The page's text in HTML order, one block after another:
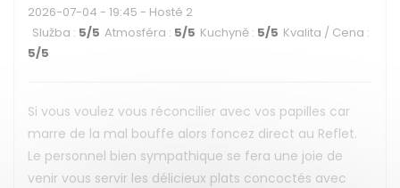
2026-07-04 - 19:45 - Hosté 2
Služba : 5/5 Atmosféra : 5/5 Kuchyně : 5/5 Kvalita / Cena :
5/5
Si vous voulez vous réconcilier avec vos papilles car
marre de la mal bouffe alors foncez direct au Reflet.
Le personnel bien sympathique se fera une joie de
venir vous servir les délicieux plats concoctés avec